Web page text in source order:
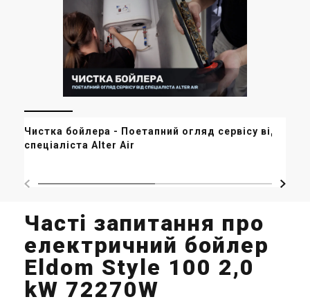
Чистка бойлера - Поетапний огляд сервісу від
спеціаліста Alter Air
Часті запитання про
електричний бойлер
Eldom Style 100 2,0
kW 72270W